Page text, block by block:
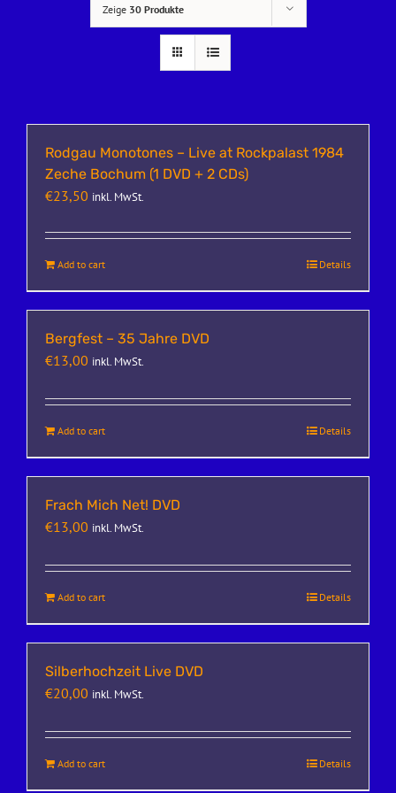
Zeige 30 Produkte
Rodgau Monotones – Live at Rockpalast 1984
Zeche Bochum (1 DVD + 2 CDs)
€23,50 inkl. MwSt.
Add to cart Details
Bergfest – 35 Jahre DVD
€13,00 inkl. MwSt.
Add to cart Details
Frach Mich Net! DVD
€13,00 inkl. MwSt.
Add to cart Details
Silberhochzeit Live DVD
€20,00 inkl. MwSt.
Add to cart Details